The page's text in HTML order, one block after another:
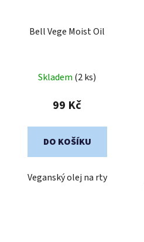
Bell Vege Moist Oil
Skladem (2 ks)
99 Kč
DO KOŠÍKU
Veganský olej na rty